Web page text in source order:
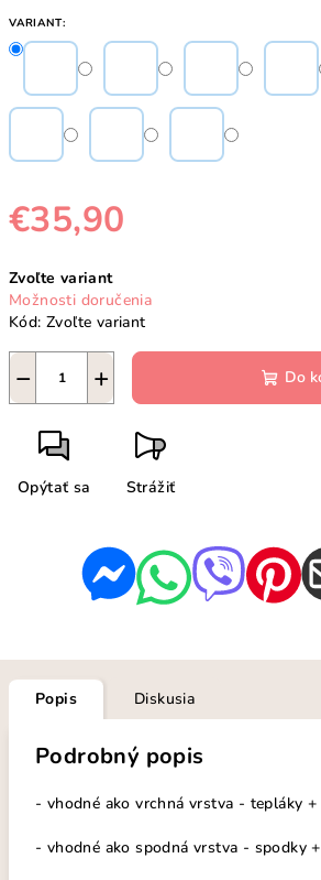
VARIANT:
€35,90
cena:
Zvoľte variant
Možnosti doručenia
Kód: Zvoľte variant
+
− Do
Opýtať sa Strážiť
Popis Diskusia
Podrobný popis
- vhodné ako vrchná vrstva - tepláky
- vhodné ako spodná vrstva - spodky